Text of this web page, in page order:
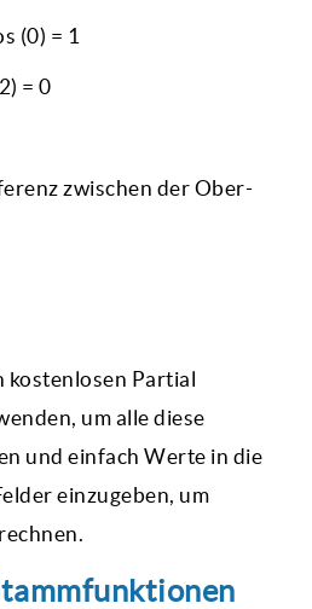
(0) = 1
= 0
zwischen der Ober-
kostenlosen Partial
um alle diese
und einfach Werte in die
einzugeben, um